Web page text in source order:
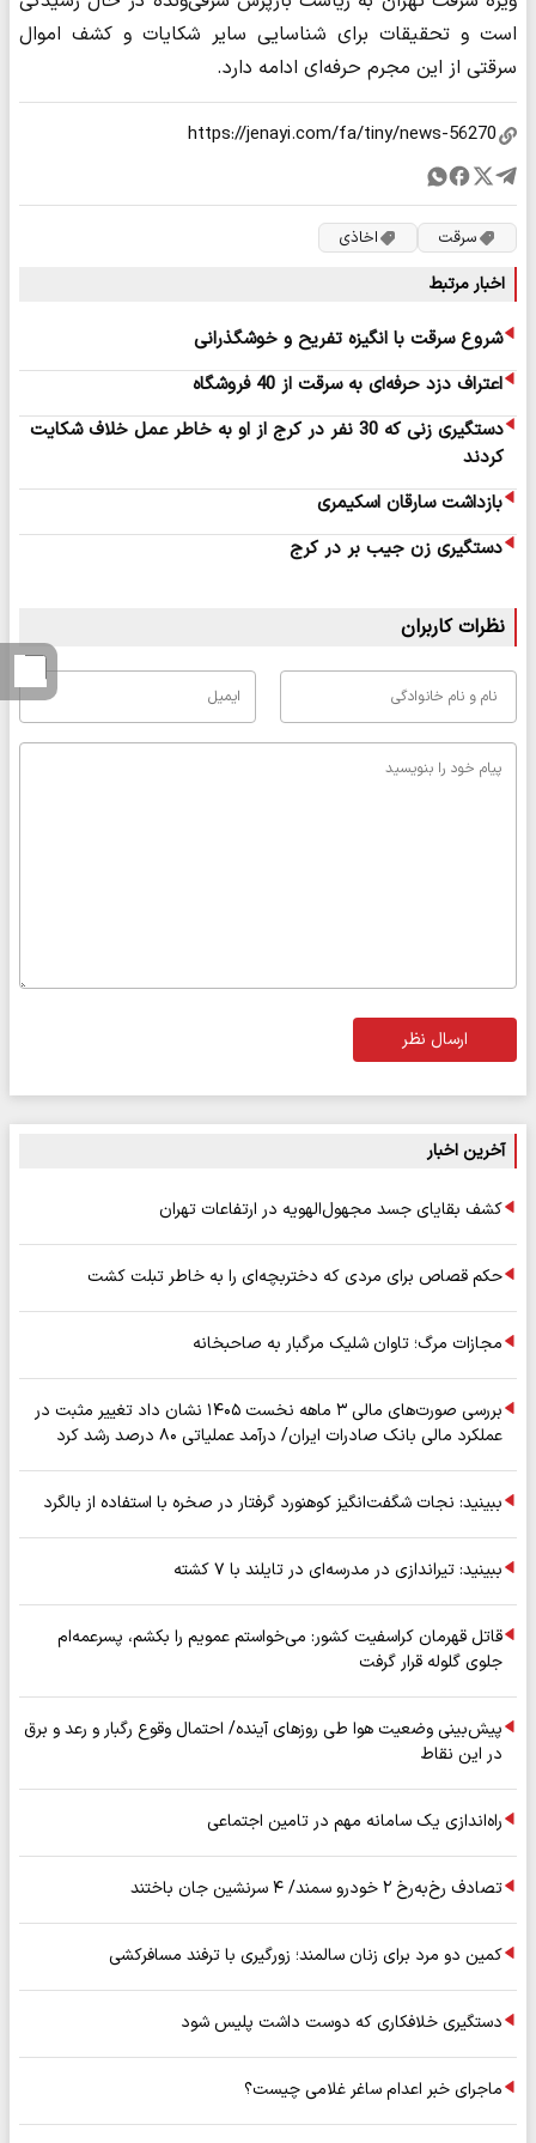
است و تحقیقات برای شناسایی سایر شکایات و کشف اموال
سرقتی از این مجرم حرفه‌ای ادامه دارد.
سرقت اخاذی
اخبار مرتبط
شروع سرقت با انگیزه تفریح و خوشگذرانی
اعتراف دزد حرفه‌ای به سرقت از 40 فروشگاه
دستگیری زنی که 30 نفر در کرج از او به خاطر عمل خلاف شکایت
کردند
بازداشت سارقان اسکیمری
دستگیری زن جیب بر در کرج
نظرات کاربران
ارسال نظر
آخرین اخبار
کشف بقایای جسد مجهول‌الهویه در ارتفاعات تهران
حکم قصاص برای مردی که دختربچه‌ای را به خاطر تبلت کشت
مجازات مرگ؛ تاوان شلیک مرگبار به صاحبخانه
بررسی صورت‌های مالی ۳ ماهه نخست ۱۴۰۵ نشان داد تغییر مثبت در
عملکرد مالی بانک صادرات ایران/ درآمد عملیاتی ۸۰ درصد رشد کرد
ببینید: نجات شگفت‌انگیز کوهنورد گرفتار در صخره با استفاده از بالگرد
ببینید: تیراندازی در مدرسه‌ای در تایلند با ۷ کشته
قاتل قهرمان کراسفیت کشور: می‌خواستم عمویم را بکشم، پسرعمه‌ام
جلوی گلوله قرار گرفت
پیش‌بینی وضعیت هوا طی روزهای آینده/ احتمال وقوع رگبار و رعد و برق
در این نقاط
راه‌اندازی یک سامانه مهم در تامین اجتماعی
تصادف رخ‌به‌رخ ۲ خودرو سمند/ ۴ سرنشین جان باختند
کمین دو مرد برای زنان سالمند؛ زورگیری با ترفند مسافرکشی
دستگیری خلافکاری که دوست داشت پلیس شود
ماجرای خبر اعدام ساغر غلامی چیست؟